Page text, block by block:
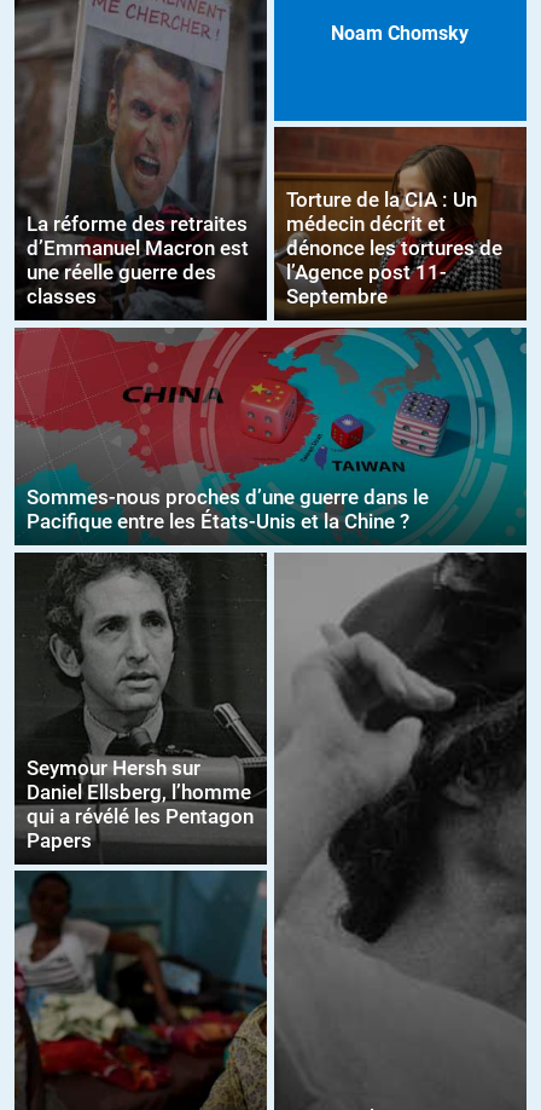
La réforme des retraites
d’Emmanuel Macron est
une réelle guerre des
classes
Noam Chomsky
Torture de la CIA : Un
médecin décrit et
dénonce les tortures de
l’Agence post 11-
Septembre
Sommes-nous proches d’une guerre dans le
Pacifique entre les États-Unis et la Chine ?
Seymour Hersh sur
Daniel Ellsberg, l’homme
qui a révélé les Pentagon
Papers